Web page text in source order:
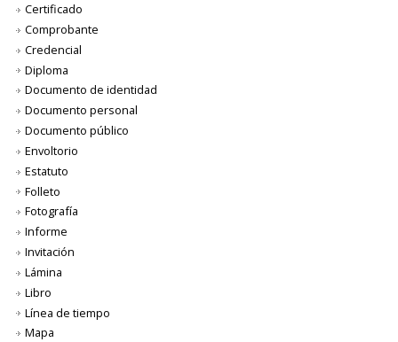
Certificado
Comprobante
Credencial
Diploma
Documento de identidad
Documento personal
Documento público
Envoltorio
Estatuto
Folleto
Fotografía
Informe
Invitación
Lámina
Libro
Línea de tiempo
Mapa